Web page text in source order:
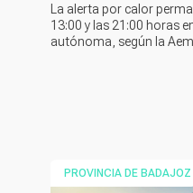
La alerta por calor
13:00 y las 21:00 horas
autónoma, según la
PROVINCIA DE BADAJOZ